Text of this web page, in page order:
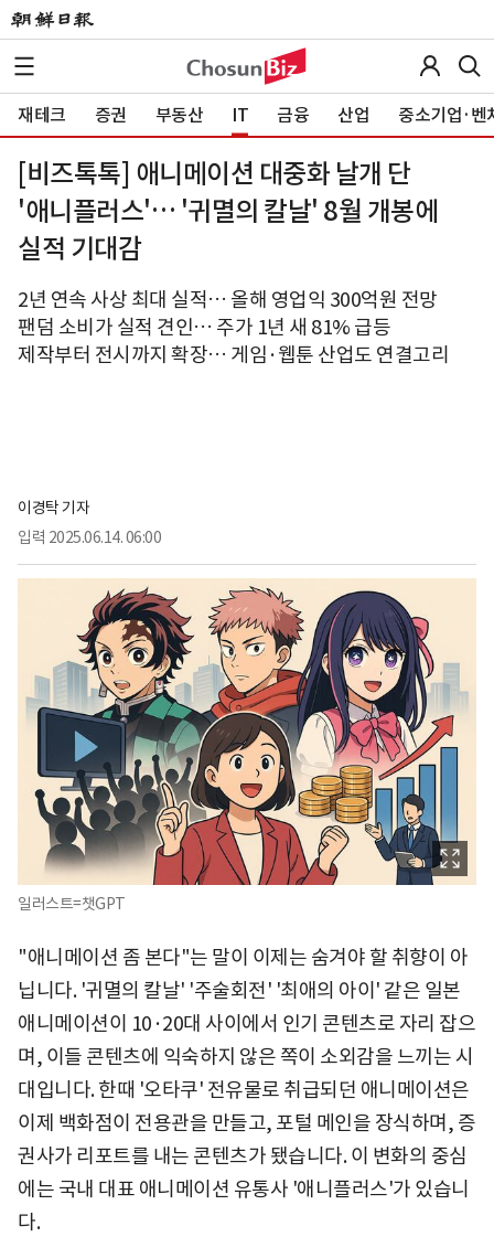
재테크 증권 부동산 IT 금융 산업 중소기업·벤
[비즈톡톡] 애니메이션 대중화 날개 단
'애니플러스'… '귀멸의 칼날' 8월 개봉에
실적 기대감
2년 연속 사상 최대 실적… 올해 영업익 300억원 전망
팬덤 소비가 실적 견인… 주가 1년 새 81% 급등
제작부터 전시까지 확장… 게임·웹툰 산업도 연결고리
이경탁 기자
입력 2025.06.14. 06:00
일러스트=챗GPT
"애니메이션 좀 본다"는 말이 이제는 숨겨야 할 취향이 아
닙니다. '귀멸의 칼날' '주술회전' '최애의 아이' 같은 일본
애니메이션이 10·20대 사이에서 인기 콘텐츠로 자리 잡으
며, 이들 콘텐츠에 익숙하지 않은 쪽이 소외감을 느끼는 시
대입니다. 한때 '오타쿠' 전유물로 취급되던 애니메이션은
이제 백화점이 전용관을 만들고, 포털 메인을 장식하며, 증
권사가 리포트를 내는 콘텐츠가 됐습니다. 이 변화의 중심
에는 국내 대표 애니메이션 유통사 '애니플러스'가 있습니
다.